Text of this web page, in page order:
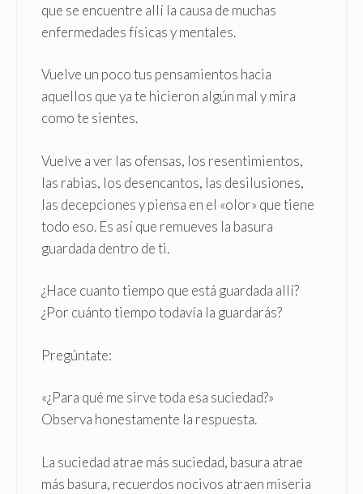
que se encuentre allí la causa de muchas
enfermedades físicas y mentales.
Vuelve un poco tus pensamientos hacia
aquellos que ya te hicieron algún mal y mira
como te sientes.
Vuelve a ver las ofensas, los resentimientos,
las rabias, los desencantos, las desilusiones,
las decepciones y piensa en el «olor» que tiene
todo eso. Es así que remueves la basura
guardada dentro de ti.
¿Hace cuanto tiempo que está guardada allí?
¿Por cuánto tiempo todavía la guardarás?
Pregúntate:
«¿Para qué me sirve toda esa suciedad?»
Observa honestamente la respuesta.
La suciedad atrae más suciedad, basura atrae
más basura, recuerdos nocivos atraen miseria